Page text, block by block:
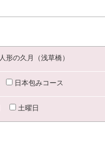
人形の久月（浅草橋）
日本包みコース
土曜日